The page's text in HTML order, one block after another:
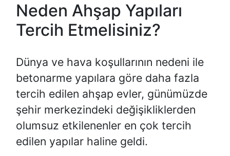
Neden Ahşap Yapıları
Tercih Etmelisiniz?
Dünya ve hava koşullarının nedeni ile
betonarme yapılara göre daha fazla
tercih edilen ahşap evler, günümüzde
şehir merkezindeki değişikliklerden
olumsuz etkilenenler en çok tercih
edilen yapılar haline geldi.